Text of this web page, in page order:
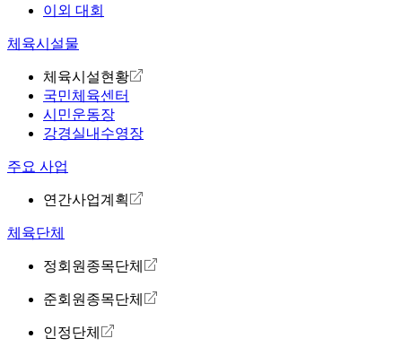
이외 대회
체육시설물
체육시설현황
국민체육센터
시민운동장
강경실내수영장
주요 사업
연간사업계획
체육단체
정회원종목단체
준회원종목단체
인정단체